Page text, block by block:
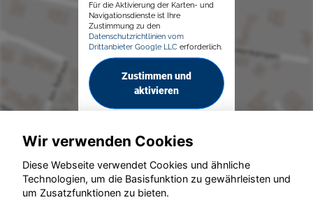
Für die Aktivierung der Karten- und
Navigationsdienste ist Ihre
Zustimmung zu den
Datenschutzrichtlinien vom
Drittanbieter Google LLC erforderlich.
Zustimmen und
aktivieren
© konjunkturmotor.de GmbH 2020 - 2026
Wir verwenden Cookies
Diese Webseite verwendet Cookies und ähnliche
Technologien, um die Basisfunktion zu gewährleisten und
um Zusatzfunktionen zu bieten.